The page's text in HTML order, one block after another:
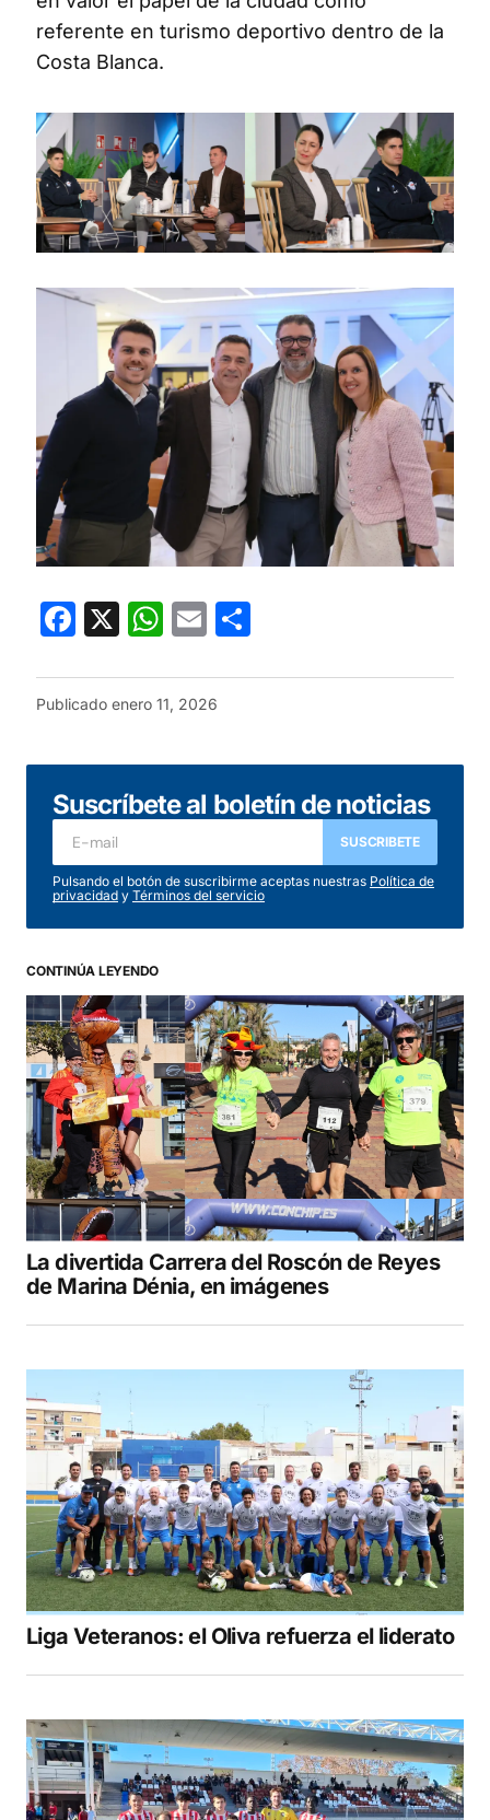
referente en turismo deportivo dentro de la
Costa Blanca.
Facebook
X WhatsApp
Email
Publicado enero 11, 2026
Suscríbete al boletín de noticias
SUSCRIBETE
Pulsando el botón de suscribirme aceptas nuestras Política de
privacidad y Términos del servicio
CONTINÚA LEYENDO
La divertida Carrera del Roscón de Reyes
de Marina Dénia, en imágenes
Liga Veteranos: el Oliva refuerza el liderato